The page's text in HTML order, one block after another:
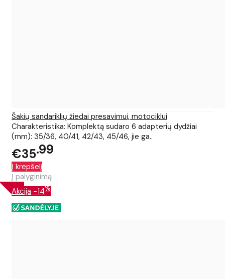
Šakių sandariklių žiedai presavimui, motociklui
Charakteristika: Komplektą sudaro 6 adapterių dydžiai
(mm): 35/36, 40/41, 42/43, 45/46, jie ga..
€3599
Į krepšelį
Į palyginimą
Akcija -14%